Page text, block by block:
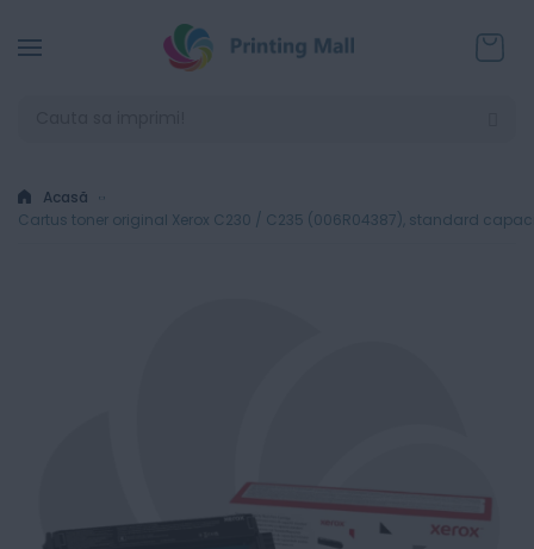
Acasă
Cartus toner original Xerox C230 / C235 (006R04387), standard